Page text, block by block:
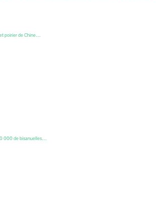
poirier de Chine…
000 de bisanuelles…